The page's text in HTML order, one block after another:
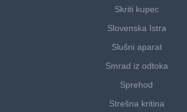
Skriti kupec
Slovenska Istra
Slušni aparat
Smrad iz odtoka
Sprehod
Strešna kritina